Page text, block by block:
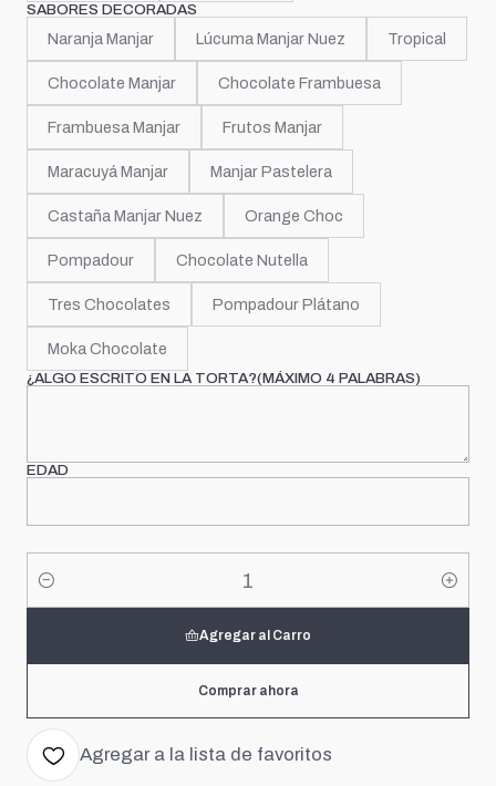
SABORES DECORADAS
Naranja Manjar Lúcuma Manjar Nuez Tropical
Chocolate Manjar Chocolate Frambuesa
Frambuesa Manjar Frutos Manjar
Maracuyá Manjar Manjar Pastelera
Castaña Manjar Nuez Orange Choc
Pompadour Chocolate Nutella
Tres Chocolates Pompadour Plátano
Moka Chocolate
¿ALGO ESCRITO EN LA TORTA?(MÁXIMO 4 PALABRAS)
EDAD
Cantidad
Agregar al Carro
Comprar ahora
Agregar a la lista de favoritos